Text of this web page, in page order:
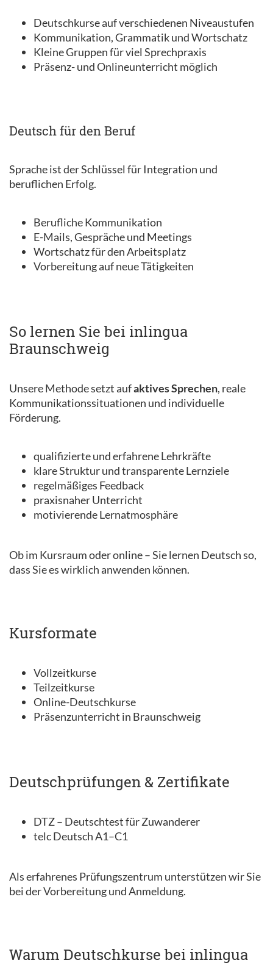
Deutschkurse auf verschiedenen Niveaustufen
Kommunikation, Grammatik und Wortschatz
Kleine Gruppen für viel Sprechpraxis
Präsenz- und Onlineunterricht möglich
Deutsch für den Beruf
Sprache ist der Schlüssel für Integration und
beruflichen Erfolg.
Berufliche Kommunikation
E-Mails, Gespräche und Meetings
Wortschatz für den Arbeitsplatz
Vorbereitung auf neue Tätigkeiten
So lernen Sie bei inlingua
Braunschweig
Unsere Methode setzt aufaktives Sprechen, reale
Kommunikationssituationen und individuelle
Förderung.
qualifizierte und erfahrene Lehrkräfte
klare Struktur und transparente Lernziele
regelmäßiges Feedback
praxisnaher Unterricht
motivierende Lernatmosphäre
Ob im Kursraum oder online – Sie lernen Deutsch so,
dass Sie es wirklich anwenden können.
Kursformate
Vollzeitkurse
Teilzeitkurse
Online-Deutschkurse
Präsenzunterricht in Braunschweig
Deutschprüfungen & Zertifikate
DTZ – Deutschtest für Zuwanderer
telc Deutsch A1–C1
Als erfahrenes Prüfungszentrum unterstützen wir Sie
bei der Vorbereitung und Anmeldung.
Warum Deutschkurse bei inlingua